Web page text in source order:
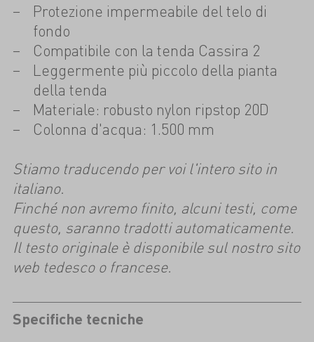
Protezione impermeabile del telo di
fondo
Compatibile con la tenda Cassira 2
Leggermente più piccolo della pianta
della tenda
Materiale: robusto nylon ripstop 20D
Colonna d'acqua: 1.500 mm
Stiamo traducendo per voi l'intero sito in
italiano.
Finché non avremo finito, alcuni testi, come
questo, saranno tradotti automaticamente.
Il testo originale è disponibile sul nostro sito
web tedesco o francese.
Specifiche tecniche